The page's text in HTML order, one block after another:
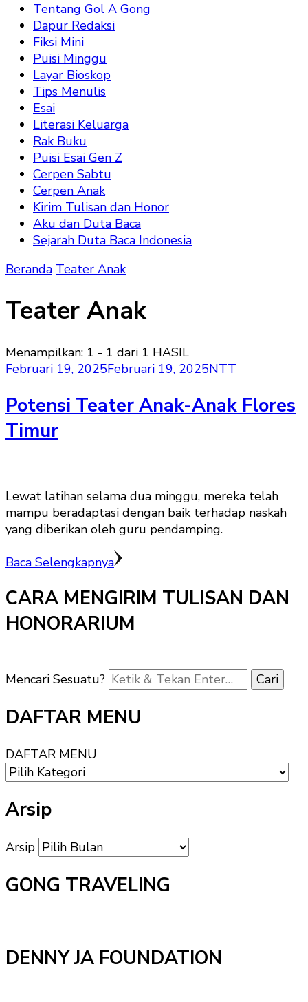
Tentang Gol A Gong
Dapur Redaksi
Fiksi Mini
Puisi Minggu
Layar Bioskop
Tips Menulis
Esai
Literasi Keluarga
Rak Buku
Puisi Esai Gen Z
Cerpen Sabtu
Cerpen Anak
Kirim Tulisan dan Honor
Aku dan Duta Baca
Sejarah Duta Baca Indonesia
Beranda Teater Anak
Teater Anak
Menampilkan: 1 - 1 dari 1 HASIL
Februari 19, 2025Februari 19, 2025NTT
Potensi Teater Anak-Anak Flores
Timur
Lewat latihan selama dua minggu, mereka telah
mampu beradaptasi dengan baik terhadap naskah
yang diberikan oleh guru pendamping.
Baca Selengkapnya
CARA MENGIRIM TULISAN DAN
HONORARIUM
Mencari Sesuatu?
DAFTAR MENU
DAFTAR MENU
Arsip
Arsip
GONG TRAVELING
DENNY JA FOUNDATION